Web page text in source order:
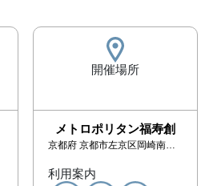
開催場所
メトロポリタン福寿創
京都府 京都市左京区岡崎南御所町18
利用案内